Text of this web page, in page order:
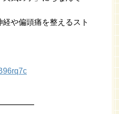
や偏頭痛を整えるスト